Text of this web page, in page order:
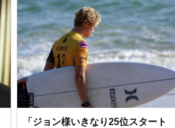
「ジョン様いきなり25位スタート